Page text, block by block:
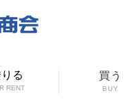
買う
BUY
る
RENT